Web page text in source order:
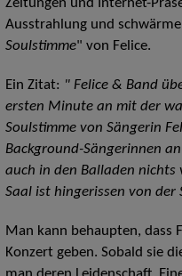
Zeitungen und Internet-
Ausstrahlung und
Soulstimme" von Felice.
Ein Zitat: " Felice & Band
ersten Minute an mit der
Soulstimme von Sängerin
Background-Sängerinnen
auch in den Balladen nichts
Saal ist hingerissen von der
Man kann behaupten, dass
Konzert geben. Sobald sie